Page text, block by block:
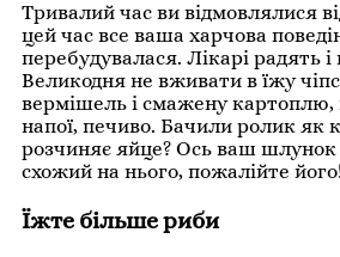
Тривалий час ви відмовлялися
цей час все ваша харчова
перебудувалася. Лікарі радять і
Великодня не вживати в їжу
вермішель і смажену картоплю,
напої, печиво. Бачили ролик як
розчиняє яйце? Ось ваш шлунок
схожий на нього, пожалійте
Їжте більше риби